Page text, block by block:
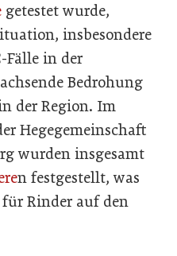
getestet wurde,
insbesondere
Fälle in der
Bedrohung
der Region. Im
Hegegemeinschaft
wurden insgesamt
n festgestellt, was
Rinder auf den